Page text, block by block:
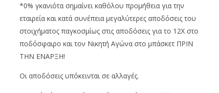
*0% γκανιότα σημαίνει καθόλου προμήθεια για την
εταιρεία και κατά συνέπεια μεγαλύτερες αποδόσεις του
στοιχήματος παγκοσμίως στις αποδόσεις για το 12Χ στο
ποδόσφαιρο και τον Νικητή Αγώνα στο μπάσκετ ΠΡΙΝ
ΤΗΝ ΕΝΑΡΞΗ!
Οι αποδόσεις υπόκεινται σε αλλαγές.